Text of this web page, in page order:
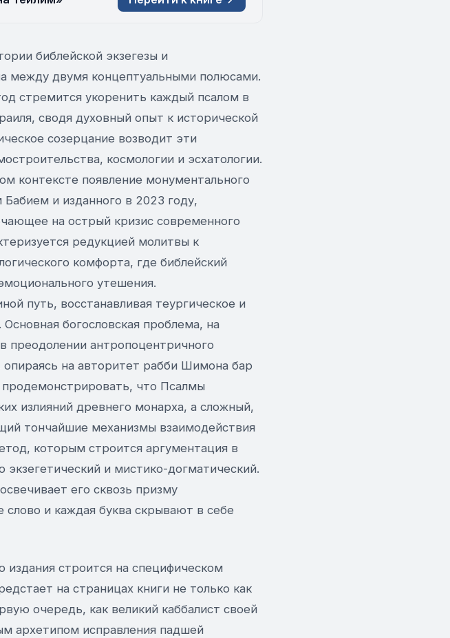
библейской экзегезы и
между двумя концептуальными полюсами.
стремится укоренить каждый псалом в
сводя духовный опыт к исторической
созерцание возводит эти
космологии и эсхатологии.
контексте появление монументального
и изданного в 2023 году,
на острый кризис современного
редукцией молитвы к
комфорта, где библейский
утешения.
путь, восстанавливая теургическое и
богословская проблема, на
преодолении антропоцентричного
опираясь на авторитет рабби Шимона бар
что Псалмы
излияний древнего монарха, а сложный,
тончайшие механизмы взаимодействия
которым строится аргументация в
и мистико-догматический.
его сквозь призму
слово и каждая буква скрывают в себе
строится на специфическом
на страницах книги не только как
очередь, как великий каббалист своей
архетипом исправления падшей